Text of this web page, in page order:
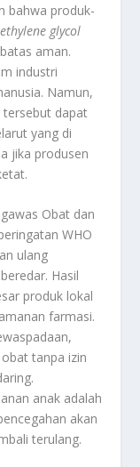
bahwa produk-
glycol
aman.
industri
Namun,
dapat
yang di
jika produsen
Obat dan
WHO
ulang
Hasil
produk lokal
farmasi.
tanpa izin
anak adalah
akan
terulang.